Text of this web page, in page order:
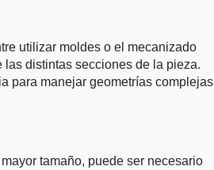
utilizar moldes o el mecanizado
distintas secciones de la pieza.
para manejar geometrías complejas
tamaño, puede ser necesario